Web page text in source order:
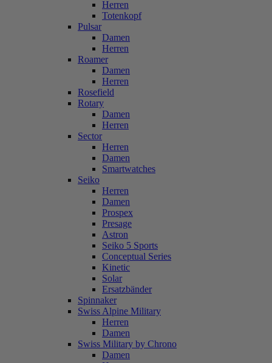
Herren
Totenkopf
Pulsar
Damen
Herren
Roamer
Damen
Herren
Rosefield
Rotary
Damen
Herren
Sector
Herren
Damen
Smartwatches
Seiko
Herren
Damen
Prospex
Presage
Astron
Seiko 5 Sports
Conceptual Series
Kinetic
Solar
Ersatzbänder
Spinnaker
Swiss Alpine Military
Herren
Damen
Swiss Military by Chrono
Damen